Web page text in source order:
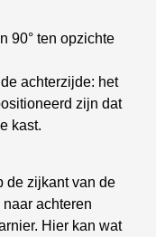
90° ten opzichte
achterzijde: het
zijn dat
kast.
de zijkant van de
achteren
Hier kan wat